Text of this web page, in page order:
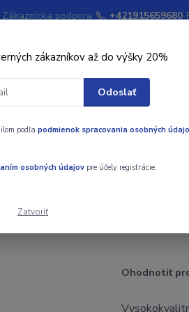
Zákaznícka podpora +421915659680
záberu Kempingový
Ohodnotiť
zákazníkov až do výšky 20%
Odoslať
podľa podmienok spracovania osobných
osobných údajovpre účely registrácie.
Zatvoriť